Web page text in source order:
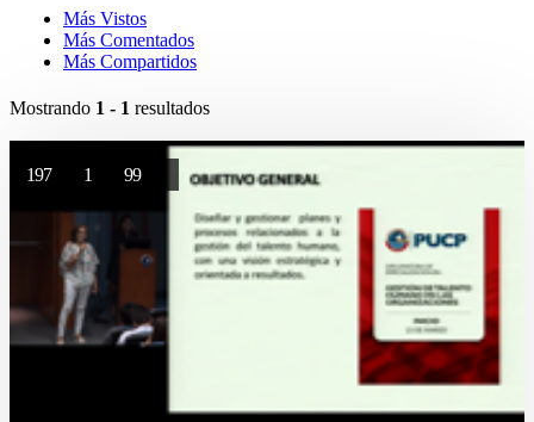
Más Vistos
Más Comentados
Más Compartidos
Mostrando 1 - 1 resultados
197 1 99